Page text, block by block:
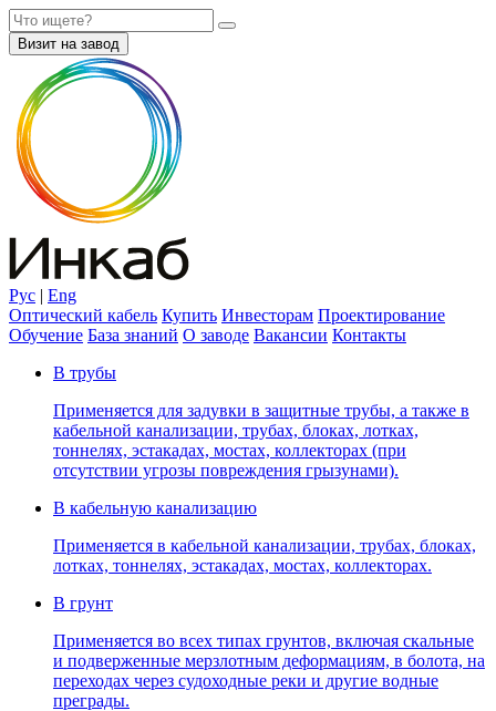
Визит на завод
Рус | Eng
Оптический кабель Купить Инвесторам Проектирование
Обучение База знаний О заводе Вакансии Контакты
В трубы
Применяется для задувки в защитные трубы, а также в
кабельной канализации, трубах, блоках, лотках,
тоннелях, эстакадах, мостах, коллекторах (при
отсутствии угрозы повреждения грызунами).
В кабельную канализацию
Применяется в кабельной канализации, трубах, блоках,
лотках, тоннелях, эстакадах, мостах, коллекторах.
В грунт
Применяется во всех типах грунтов, включая скальные
и подверженные мерзлотным деформациям, в болота, на
переходах через судоходные реки и другие водные
преграды.